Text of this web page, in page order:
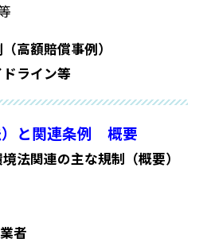
高額賠償事例）
ライン等
と関連条例 概要
法関連の主な規制（概要）
者